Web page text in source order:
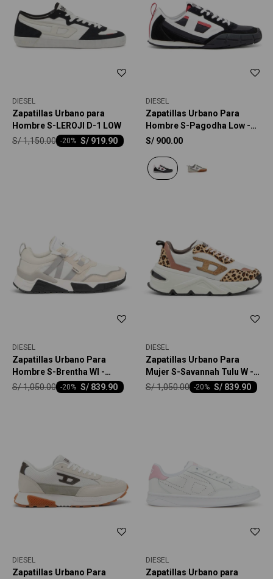
DIESEL
Zapatillas Urbano para
Hombre S-LEROJI D-1 LOW
S/ 919.90
-20
S/1,150.00
DIESEL
Zapatillas Urbano Para
Hombre S-Pagodha Low -
Multicolor
S/ 900.00
DIESEL
Zapatillas Urbano Para
Hombre S-Brentha Wl -
Blanco
S/ 839.90
-20
S/1,050.00
DIESEL
Zapatillas Urbano Para
Mujer S-Savannah Tulu W -
Multicolor
S/ 839.90
-20
S/1,050.00
DIESEL
Zapatillas Urbano Para
DIESEL
Zapatillas Urbano para